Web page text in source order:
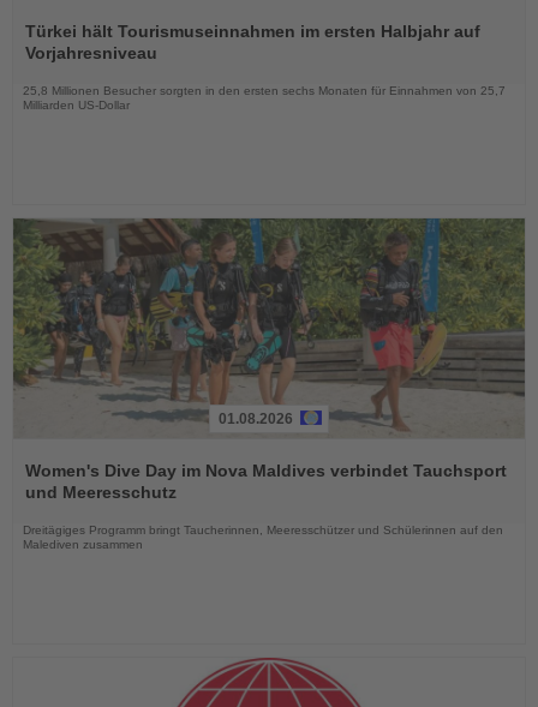
Sie
die
Nachrichten
Türkei hält Tourismuseinnahmen im ersten Halbjahr auf
Vorjahresniveau
25,8 Millionen Besucher sorgten in den ersten sechs Monaten für Einnahmen von 25,7
Milliarden US-Dollar
Sie
die
01.08.2026
Women's Dive Day im Nova Maldives verbindet Tauchsport
und Meeresschutz
Dreitägiges Programm bringt Taucherinnen, Meeresschützer und Schülerinnen auf den
Malediven zusammen